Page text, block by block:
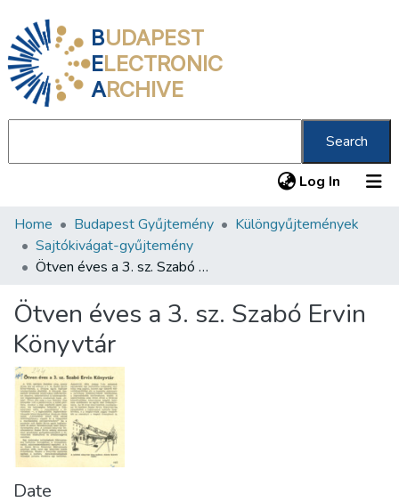
BUDAPEST
ELECTRONIC
ARCHIVE
Search
Log In (current)
Communities & Collections
All of DSpace
Statistics
About us
Home Budapest Gyűjtemény
Különgyűjtemények
Sajtókivágat-gyűjtemény
Ötven éves a 3. sz. Szabó Ervin Könyvtár
Ötven éves a 3. sz. Szabó Ervin
Könyvtár
Date